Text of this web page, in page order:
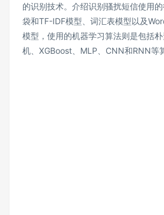
的识别技术。介绍识别骚扰短信使用
袋和TF-IDF模型、词汇表模型以及
模型，使用的机器学习算法则是包括
机、XGBoost、MLP、CNN和RNN等